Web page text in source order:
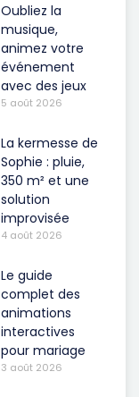
Oubliez la
musique,
animez votre
événement
avec des jeux
5 août 2026
La kermesse de
Sophie : pluie,
350 m² et une
solution
improvisée
4 août 2026
Le guide
complet des
animations
interactives
pour mariage
3 août 2026